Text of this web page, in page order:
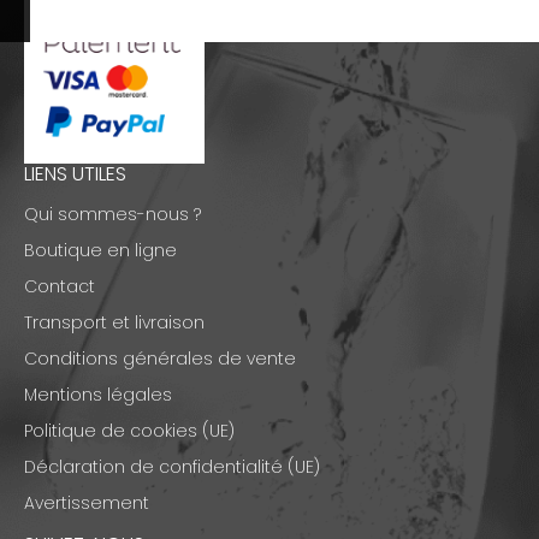
LIENS UTILES
Qui sommes-nous ?
Boutique en ligne
Contact
Transport et livraison
Conditions générales de vente
Mentions légales
Politique de cookies (UE)
Déclaration de confidentialité (UE)
Avertissement